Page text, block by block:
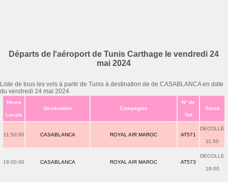
Départs de l'aéroport de Tunis Carthage le vendredi 24
mai 2024
Liste de tous les vols à partir de Tunis à destination de de CASABLANCA en date
du vendredi 24 mai 2024
Heure
Locale
Destination Compagnie
N° de
Vol
Statut
11:50:00 CASABLANCA ROYAL AIR MAROC AT571
DECOLLE
11:50
18:00:00 CASABLANCA ROYAL AIR MAROC AT573
DECOLLE
18:00